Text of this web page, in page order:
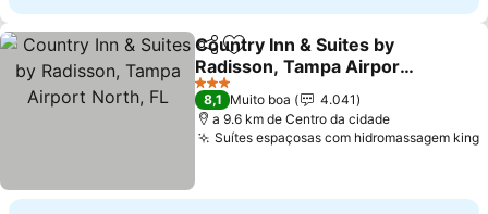
PartilharAdicionar aos favoritos
Country Inn & Suites by
Radisson, Tampa Airport
North, FL
3 Estrelas
8,1 Muito boa
4.041
a 9.6 km de Centro da cidade
Suítes espaçosas com hidromassagem king